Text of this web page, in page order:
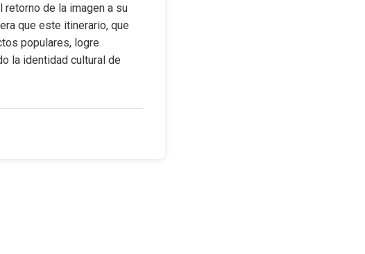
de la imagen a su
que este itinerario, que
populares, logre
la identidad cultural de